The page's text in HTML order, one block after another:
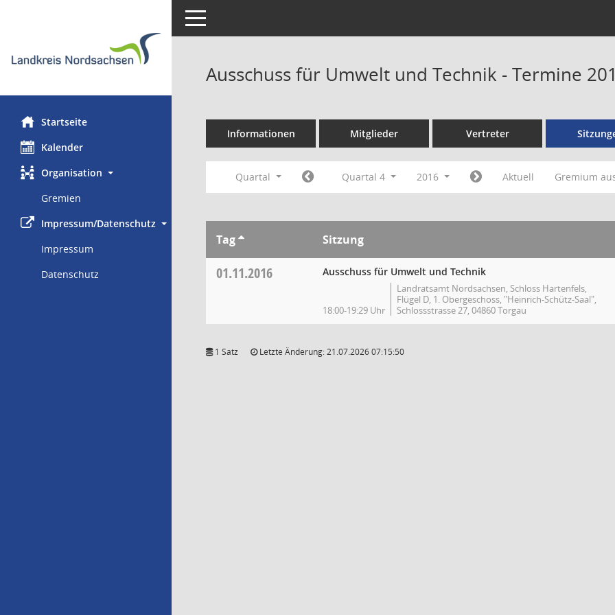
Startseite
Kalender
Organisation
Gremien
Impressum/Datenschutz
Impressum
Datenschutz
Toggle navigation
Ausschuss für Umwelt und Technik - Termine
Informationen Mitglieder Vertreter
Quartal Quartal 4 2016 Aktuell Gremium
Tag Sitzung
01.11.2016 Ausschuss für Umwelt und Technik
18:00-19:29 Uhr
Landratsamt Nordsachsen, Schloss Hartenfels,
Flügel D, 1. Obergeschoss, "Heinrich-Schütz-Saal",
Schlossstrasse 27, 04860 Torgau
1 Satz Letzte Änderung: 21.07.2026 07:15:50